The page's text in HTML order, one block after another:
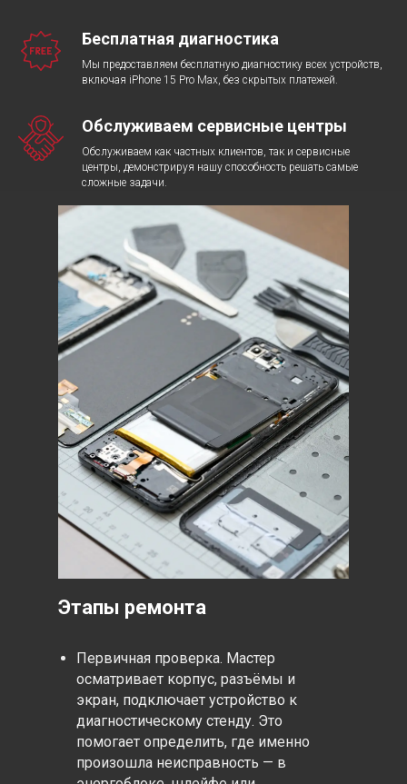
Бесплатная диагностика
Мы предоставляем бесплатную диагностику всех устройств,
включая iPhone 15 Pro Max, без скрытых платежей.
Обслуживаем сервисные центры
Обслуживаем как частных клиентов, так и сервисные
центры, демонстрируя нашу способность решать самые
сложные задачи.
Первичная проверка. Мастер
осматривает корпус, разъёмы и
экран, подключает устройство к
диагностическому стенду. Это
помогает определить, где именно
произошла неисправность — в
Этапы ремонта